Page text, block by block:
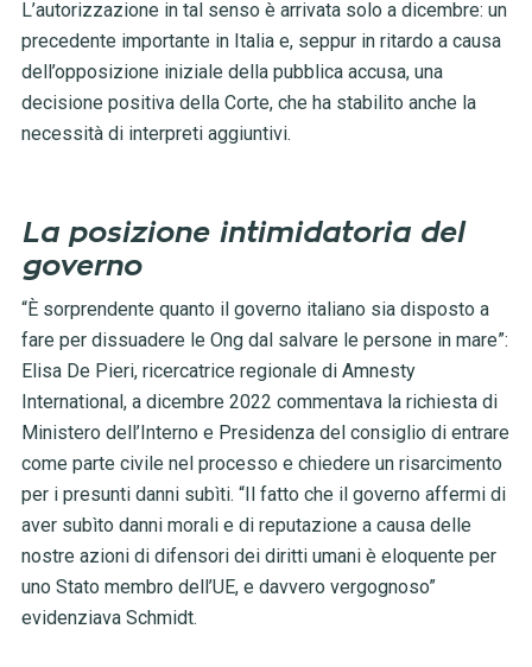
L’autorizzazione in tal senso è arrivata solo a dicembre: un
precedente importante in Italia e, seppur in ritardo a causa
dell’opposizione iniziale della pubblica accusa, una
decisione positiva della Corte, che ha stabilito anche la
necessità di interpreti aggiuntivi.
La posizione intimidatoria del
governo
“È sorprendente quanto il governo italiano sia disposto a
fare per dissuadere le Ong dal salvare le persone in mare”:
Elisa De Pieri, ricercatrice regionale di Amnesty
International, a dicembre 2022 commentava la richiesta di
Ministero dell’Interno e Presidenza del consiglio di entrare
come parte civile nel processo e chiedere un risarcimento
per i presunti danni subìti. “Il fatto che il governo affermi di
aver subìto danni morali e di reputazione a causa delle
nostre azioni di difensori dei diritti umani è eloquente per
uno Stato membro dell’UE, e davvero vergognoso”
evidenziava Schmidt.